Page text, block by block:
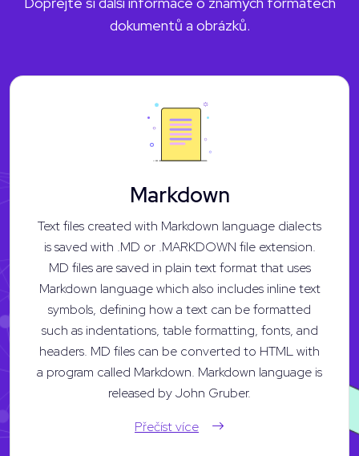
dokumentů a obrázků.
Markdown
Text files created with Markdown language dialects
is saved with .MD or .MARKDOWN file extension.
MD files are saved in plain text format that uses
Markdown language which also includes inline text
symbols, defining how a text can be formatted
such as indentations, table formatting, fonts, and
headers. MD files can be converted to HTML with
a program called Markdown. Markdown language is
released by John Gruber.
Přečíst více